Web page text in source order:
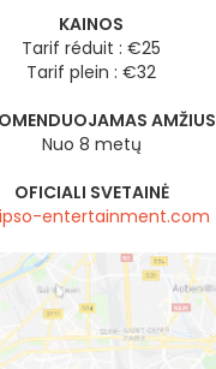
KAINOS
Tarif réduit : €25
Tarif plein : €32
AMŽIUS
Nuo 8 metų
OFICIALI SVETAINĖ
entertainment.com